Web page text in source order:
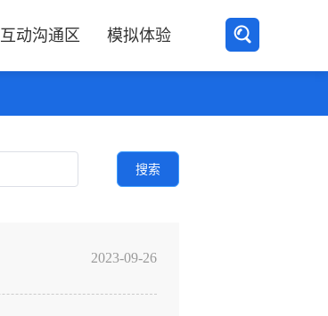
互动沟通区 模拟体验
搜索
2023-09-26